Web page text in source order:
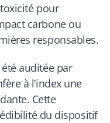
pour
carbone ou
responsables.
auditée par
à l’index une
Cette
du dispositif